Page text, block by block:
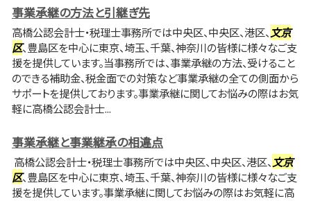
事業承継の方法と引継ぎ先
高橋公認会計士・税理士事務所では中央区、中央区、港区、 文京
区、豊島区を中心に東京、埼玉、千葉、神奈川の皆様に様々なご支
援を提供しています。当事務所では、事業承継の方法、受けること
のできる補助金、税金面での対策など事業承継の全ての側面から
サポートを提供しております。事業承継に関してお悩みの際はお気
軽に高橋公認会計士...
事業承継と事業継承の相違点
高橋公認会計士・税理士事務所では中央区、中央区、港区、 文京
区、豊島区を中心に東京、埼玉、千葉、神奈川の皆様に様々なご支
援を提供しています。事業承継に関してお悩みの際はお気軽に高